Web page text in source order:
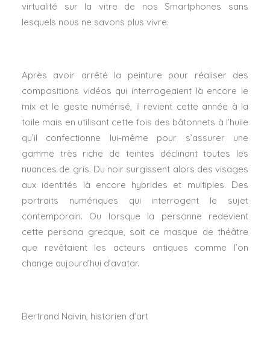
virtualité sur la vitre de nos Smartphones sans
lesquels nous ne savons plus vivre.
Après avoir arrêté la peinture pour réaliser des
compositions vidéos qui interrogeaient là encore le
mix et le geste numérisé, il revient cette année à la
toile mais en utilisant cette fois des bâtonnets à l’huile
qu’il confectionne lui-même pour s’assurer une
gamme très riche de teintes déclinant toutes les
nuances de gris. Du noir surgissent alors des visages
aux identités là encore hybrides et multiples. Des
portraits numériques qui interrogent le sujet
contemporain. Ou lorsque la personne redevient
cette persona grecque, soit ce masque de théâtre
que revêtaient les acteurs antiques comme l’on
change aujourd’hui d’avatar.
Bertrand Naivin, historien d’art